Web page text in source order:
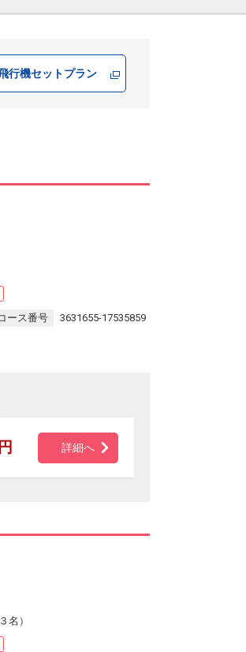
行機セットプラン
ース番号 3631655-17535859
詳細へ
名）